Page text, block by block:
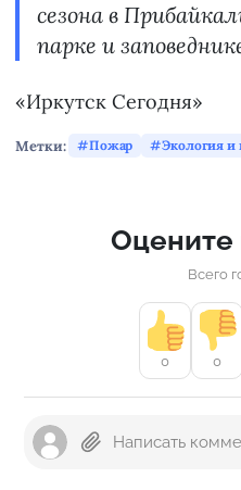
сезона в
парке и
«Иркутск Сегодня»
Метки: Пожар Экология и
Оцените
Всего
0 0